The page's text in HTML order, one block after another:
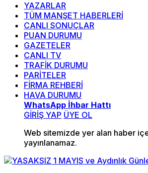
YAZARLAR
TÜM MANŞET HABERLERİ
CANLI SONUÇLAR
PUAN DURUMU
GAZETELER
CANLI TV
TRAFİK DURUMU
PARİTELER
FİRMA REHBERİ
HAVA DURUMU
WhatsApp İhbar Hattı
GİRİŞ YAP ÜYE OL
Web sitemizde yer alan haber
yayınlanamaz.